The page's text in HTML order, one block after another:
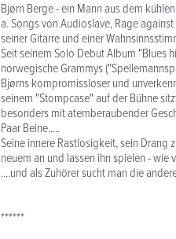
Bjørn Berge - ein Mann aus dem
a. Songs von Audioslave, Rage
seiner Gitarre und einer
Seit seinem Solo Debut Album "Blues
norwegische Grammys
Bjørns kompromissloser und
seinem "Stompcase" auf der Bühne
besonders mit atemberaubender
Paar Beine.....
Seine innere Rastlosigkeit, sein
neuem an und lassen ihn spielen - wie
....und als Zuhörer sucht man die
******